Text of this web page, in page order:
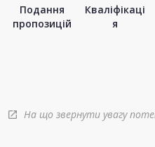
Подання
пропозицій
Кваліфікаці
я
open_in_new На що звернути увагу